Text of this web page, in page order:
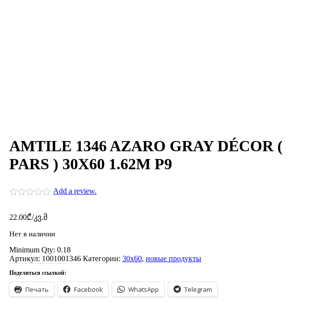
AMTILE 1346 AZARO GRAY DÉCOR (
PARS ) 30X60 1.62M P9
Add a review.
22.00₾/კვ.მ
Нет в наличии
Minimum Qty: 0.18
Артикул: 1001001346 Категории: 30x60, новые продукты
Поделиться ссылкой:
Печать Facebook WhatsApp Telegram